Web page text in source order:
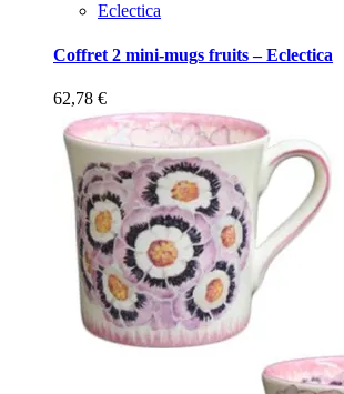
Eclectica
Coffret 2 mini-mugs fruits – Eclectica
62,78 €